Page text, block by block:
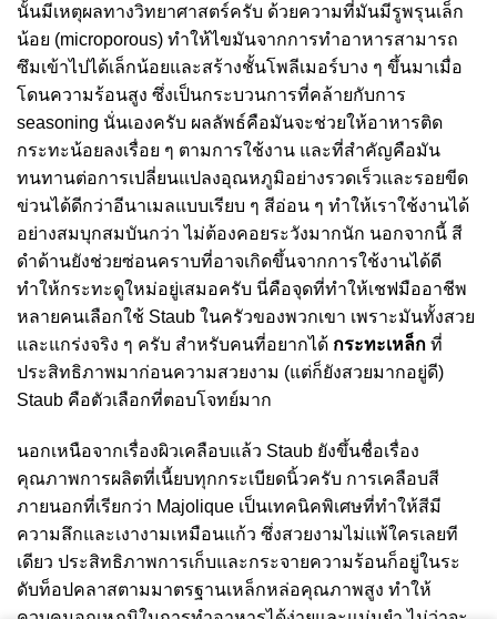
นั้นมีเหตุผลทางวิทยาศาสตร์ครับ ด้วยความที่มันมีรูพรุนเล็ก
น้อย (microporous) ทำให้ไขมันจากการทำอาหารสามารถ
ซึมเข้าไปได้เล็กน้อยและสร้างชั้นโพลีเมอร์บาง ๆ ขึ้นมาเมื่อ
โดนความร้อนสูง ซึ่งเป็นกระบวนการที่คล้ายกับการ
seasoning นั่นเองครับ ผลลัพธ์คือมันจะช่วยให้อาหารติด
กระทะน้อยลงเรื่อย ๆ ตามการใช้งาน และที่สำคัญคือมัน
ทนทานต่อการเปลี่ยนแปลงอุณหภูมิอย่างรวดเร็วและรอยขีด
ข่วนได้ดีกว่าอีนาเมลแบบเรียบ ๆ สีอ่อน ๆ ทำให้เราใช้งานได้
อย่างสมบุกสมบันกว่า ไม่ต้องคอยระวังมากนัก นอกจากนี้ สี
ดำด้านยังช่วยซ่อนคราบที่อาจเกิดขึ้นจากการใช้งานได้ดี
ทำให้กระทะดูใหม่อยู่เสมอครับ นี่คือจุดที่ทำให้เชฟมืออาชีพ
หลายคนเลือกใช้ Staub ในครัวของพวกเขา เพราะมันทั้งสวย
และแกร่งจริง ๆ ครับ สำหรับคนที่อยากได้ กระทะเหล็ก ที่
ประสิทธิภาพมาก่อนความสวยงาม (แต่ก็ยังสวยมากอยู่ดี)
Staub คือตัวเลือกที่ตอบโจทย์มาก
นอกเหนือจากเรื่องผิวเคลือบแล้ว Staub ยังขึ้นชื่อเรื่อง
คุณภาพการผลิตที่เนี้ยบทุกกระเบียดนิ้วครับ การเคลือบสี
ภายนอกที่เรียกว่า Majolique เป็นเทคนิคพิเศษที่ทำให้สีมี
ความลึกและเงางามเหมือนแก้ว ซึ่งสวยงามไม่แพ้ใครเลยที
เดียว ประสิทธิภาพการเก็บและกระจายความร้อนก็อยู่ในระ
ดับท็อปคลาสตามมาตรฐานเหล็กหล่อคุณภาพสูง ทำให้